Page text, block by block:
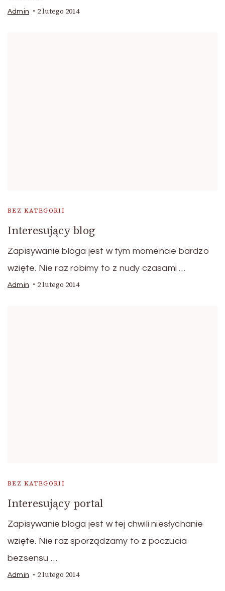
Admin 2 lutego 2014
BEZ KATEGORII
Interesujący blog
Zapisywanie bloga jest w tym momencie bardzo
wzięte. Nie raz robimy to z nudy czasami …
Admin 2 lutego 2014
BEZ KATEGORII
Interesujący portal
Zapisywanie bloga jest w tej chwili niesłychanie
wzięte. Nie raz sporządzamy to z poczucia
bezsensu …
Admin 2 lutego 2014